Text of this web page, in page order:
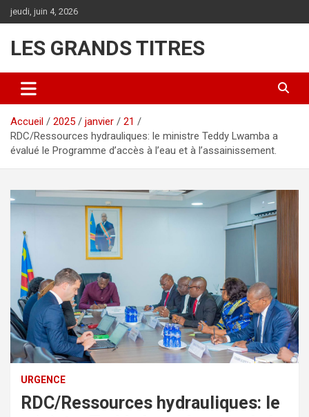
Aller
au
jeudi, juin 4, 2026
LES GRANDS TITRES
Accueil 2025 janvier
21
RDC/Ressources hydrauliques: le ministre Teddy Lwamba a
évalué le Programme d’accès à l’eau et à l’assainissement.
URGENCE
RDC/Ressources hydrauliques: le